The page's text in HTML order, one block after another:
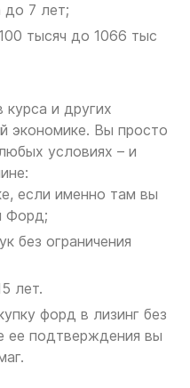
до 7 лет;
тысяч до 1066 тыс
курса и других
экономике. Вы просто
условиях – и
если именно там вы
Форд;
без ограничения
лет.
форд в лизинг без
ее подтверждения вы